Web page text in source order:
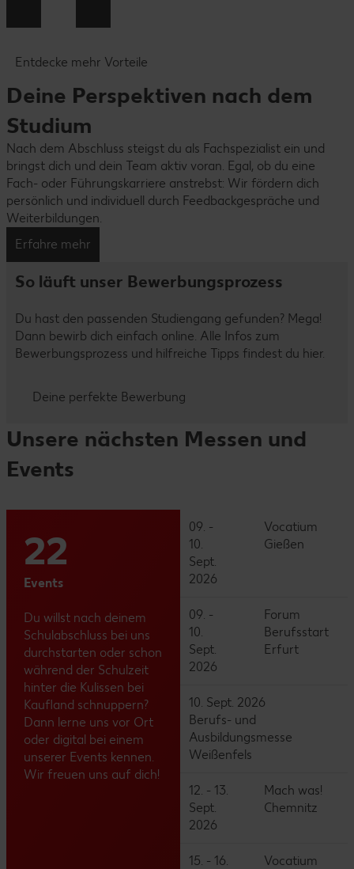
Entdecke mehr Vorteile
Deine Perspektiven nach dem
Studium
Nach dem Abschluss steigst du als Fachspezialist ein und
bringst dich und dein Team aktiv voran. Egal, ob du eine
Fach- oder Führungskarriere anstrebst: Wir fördern dich
persönlich und individuell durch Feedbackgespräche und
Weiterbildungen.
Erfahre mehr
So läuft unser Bewerbungsprozess
Du hast den passenden Studiengang gefunden? Mega!
Dann bewirb dich einfach online. Alle Infos zum
Bewerbungsprozess und hilfreiche Tipps findest du hier.
Deine perfekte Bewerbung
Unsere nächsten Messen und
Events
22
Events
Du willst nach deinem
Schulabschluss bei uns
durchstarten oder schon
während der Schulzeit
hinter die Kulissen bei
Kaufland schnuppern?
Dann lerne uns vor Ort
oder digital bei einem
unserer Events kennen.
Wir freuen uns auf dich!
09. -
10.
Sept.
2026
Vocatium
Gießen
09. -
10.
Sept.
2026
Forum
Berufsstart
Erfurt
10. Sept. 2026
Berufs- und
Ausbildungsmesse
Weißenfels
12. - 13.
Sept.
2026
Mach was!
Chemnitz
15. - 16.
Vocatium